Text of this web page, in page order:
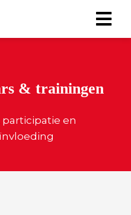
& trainingen
en